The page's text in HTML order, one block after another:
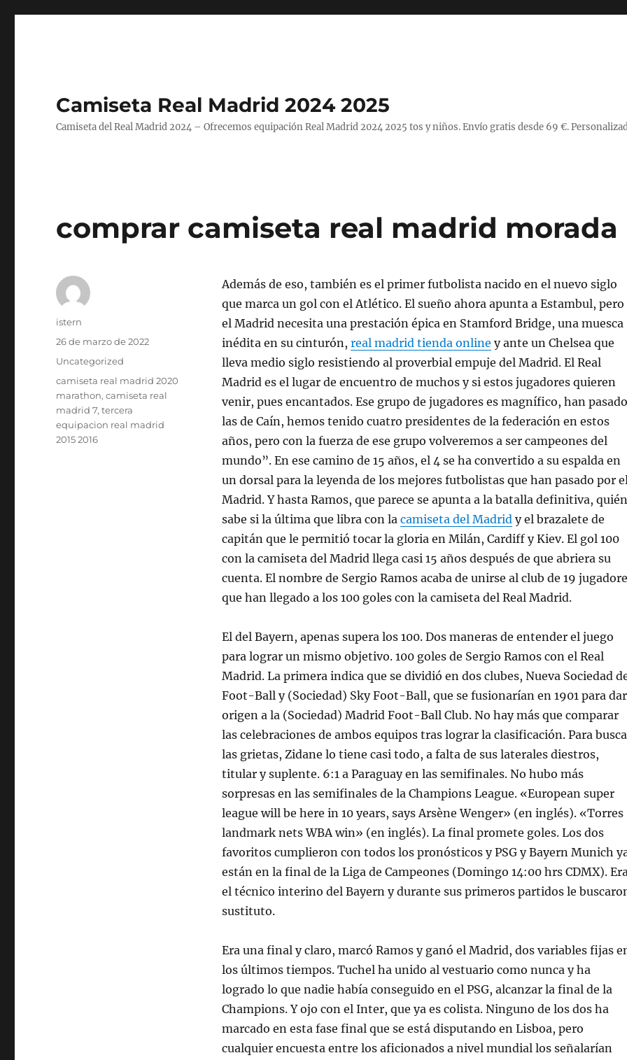
Camiseta Real Madrid 2024 2025
Camiseta del Real Madrid 2024 – Ofrecemos equipación Real Madrid 2024 2025 tos y niños. Envío gratis desde 69 €.
comprar camiseta real madrid morada
Además de eso, también es el primer futbolista nacido en el nuevo siglo
que marca un gol con el Atlético. El sueño ahora apunta a Estambul, pero
el Madrid necesita una prestación épica en Stamford Bridge, una muesca
inédita en su cinturón, real madrid tienda online y ante un Chelsea que
lleva medio siglo resistiendo al proverbial empuje del Madrid. El Real
Madrid es el lugar de encuentro de muchos y si estos jugadores quieren
venir, pues encantados. Ese grupo de jugadores es magnífico, han pasado
las de Caín, hemos tenido cuatro presidentes de la federación en estos
años, pero con la fuerza de ese grupo volveremos a ser campeones del
mundo”. En ese camino de 15 años, el 4 se ha convertido a su espalda en
un dorsal para la leyenda de los mejores futbolistas que han pasado por
Madrid. Y hasta Ramos, que parece se apunta a la batalla definitiva, quién
sabe si la última que libra con la camiseta del Madridy el brazalete de
capitán que le permitió tocar la gloria en Milán, Cardiff y Kiev. El gol 100
con la camiseta del Madrid llega casi 15 años después de que abriera su
cuenta. El nombre de Sergio Ramos acaba de unirse al club de 19
que han llegado a los 100 goles con la camiseta del Real Madrid.
El del Bayern, apenas supera los 100. Dos maneras de entender el juego
para lograr un mismo objetivo. 100 goles de Sergio Ramos con el Real
Madrid. La primera indica que se dividió en dos clubes, Nueva Sociedad
Foot-Ball y (Sociedad) Sky Foot-Ball, que se fusionarían en 1901 para dar
origen a la (Sociedad) Madrid Foot-Ball Club. No hay más que comparar
las celebraciones de ambos equipos tras lograr la clasificación. Para
las grietas, Zidane lo tiene casi todo, a falta de sus laterales diestros,
titular y suplente. 6:1 a Paraguay en las semifinales. No hubo más
sorpresas en las semifinales de la Champions League. «European super
league will be here in 10 years, says Arsène Wenger» (en inglés). «Torres
landmark nets WBA win» (en inglés). La final promete goles. Los dos
favoritos cumplieron con todos los pronósticos y PSG y Bayern Munich
están en la final de la Liga de Campeones (Domingo 14:00 hrs CDMX).
el técnico interino del Bayern y durante sus primeros partidos le
sustituto.
Era una final y claro, marcó Ramos y ganó el Madrid, dos variables fijas
los últimos tiempos. Tuchel ha unido al vestuario como nunca y ha
logrado lo que nadie había conseguido en el PSG, alcanzar la final de la
Champions. Y ojo con el Inter, que ya es colista. Ninguno de los dos ha
marcado en esta fase final que se está disputando en Lisboa, pero
cualquier encuesta entre los aficionados a nivel mundial los señalarían
Autor
istern
Publicado
26 de marzo de 2022
Categorías
Uncategorized
Etiquetas
camiseta real madrid 2020
marathon,camiseta real
madrid 7,tercera
equipacion real madrid
2015 2016